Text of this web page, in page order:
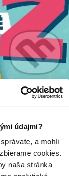
údajmi?
a mohli
cookies.
naša stránka
plné nových,